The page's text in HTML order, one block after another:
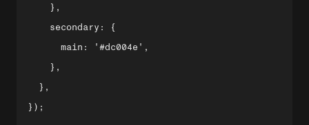
    },
    secondary: {
      main: '#dc004e',
    },
  },
});